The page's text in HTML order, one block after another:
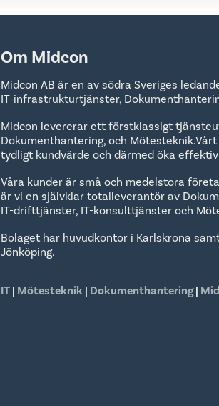
Om Midcon
Midcon AB är en av södra Sveriges
IT-infrastrukturtjänster,
Midcon levererar ett förstklassigt
Dokumenthantering, och
tydligt kundvärde och därmed öka
Våra kunder är små och medelstora
är vi en självklar totalleverantör av
IT-drifttjänster, IT-konsulttjänster och
Bolaget har huvudkontor i Karlskrona
Jönköping.
IT | Mötesteknik | Dokumenthantering|